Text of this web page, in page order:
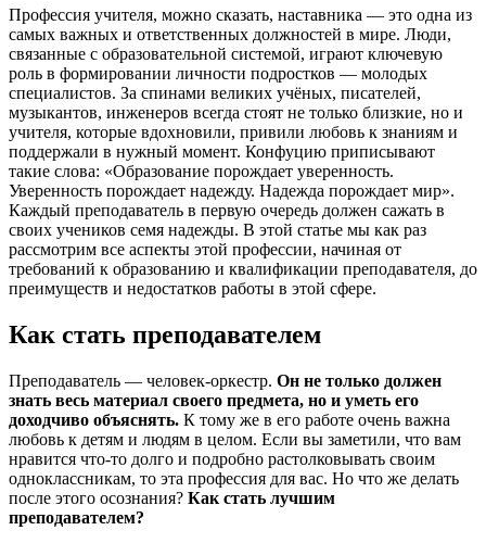
Профессия учителя, можно сказать, наставника — это одна из
самых важных и ответственных должностей в мире. Люди,
связанные с образовательной системой, играют ключевую
роль в формировании личности подростков — молодых
специалистов. За спинами великих учёных, писателей,
музыкантов, инженеров всегда стоят не только близкие, но и
учителя, которые вдохновили, привили любовь к знаниям и
поддержали в нужный момент. Конфуцию приписывают
такие слова: «Образование порождает уверенность.
Уверенность порождает надежду. Надежда порождает мир».
Каждый преподаватель в первую очередь должен сажать в
своих учеников семя надежды. В этой статье мы как раз
рассмотрим все аспекты этой профессии, начиная от
требований к образованию и квалификации преподавателя, до
преимуществ и недостатков работы в этой сфере.
Как стать преподавателем
Преподаватель — человек-оркестр. Он не только должен
знать весь материал своего предмета, но и уметь его
доходчиво объяснять. К тому же в его работе очень важна
любовь к детям и людям в целом. Если вы заметили, что вам
нравится что-то долго и подробно растолковывать своим
одноклассникам, то эта профессия для вас. Но что же делать
после этого осознания? Как стать лучшим
преподавателем?